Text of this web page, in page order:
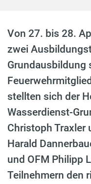
Von 27. bis 28.
zwei
Grundausbildung
stellten sich der
Wasserdienst-
Christoph Traxler
Harald
und OFM Philipp
Teilnehmern den